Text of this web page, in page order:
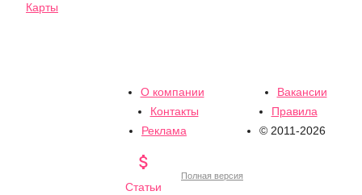
Карты
О компании
Вакансии
Контакты
Правила
Реклама
© 2011-2026

Статьи
Полная версия